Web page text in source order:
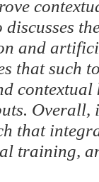
and
that such
that
training,